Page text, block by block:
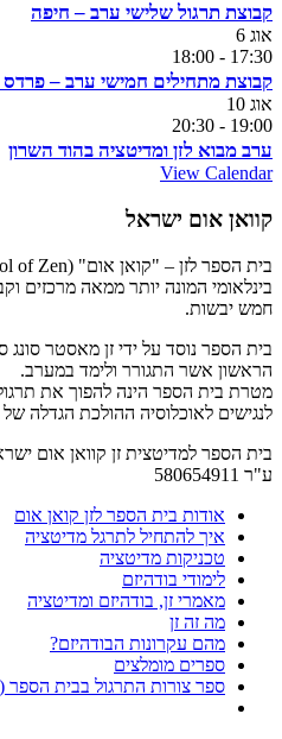
קבוצת תרגול שלישי ערב – חיפה
אוג 6
17:30
-
18:00
קבוצת מתחילים חמישי ערב –
אוג 10
19:00
-
20:30
ערב מבוא לזן ומדיטציה בהוד השרון
View Calendar
קוואן אום ישראל
בינלאומי המונה יותר ממאה מרכזים
חמש יבשות.
בית הספר נוסד על ידי זן מאסטר סונג
הראשון אשר התגורר ולימד במערב.
מטרת בית הספר הינה להפוך את תרגול
לנגישים לאוכלוסיה ההולכת הגדלה
בית הספר למדיטצית זן קוואן אום
ע"ר 580654911
אודות בית הספר לזן קואן אום
איך להתחיל לתרגל מדיטציה
טכניקות מדיטציה
לימודי בודהיזם
מאמרי זן, בודהיזם ומדיטציה
מה זה זן
מהם עקרונות הבודהיזם?
ספרים מומלצים
ספר צורות התרגול בבית הספר (Dharma Mirror)